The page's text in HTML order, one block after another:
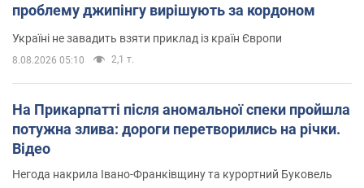
проблему джипінгу вирішують за кордоном
Україні не завадить взяти приклад із країн Європи
8.08.2026 05:10 2,1 т.
На Прикарпатті після аномальної спеки пройшла
потужна злива: дороги перетворились на річки.
Відео
Негода накрила Івано-Франківщину та курортний Буковель